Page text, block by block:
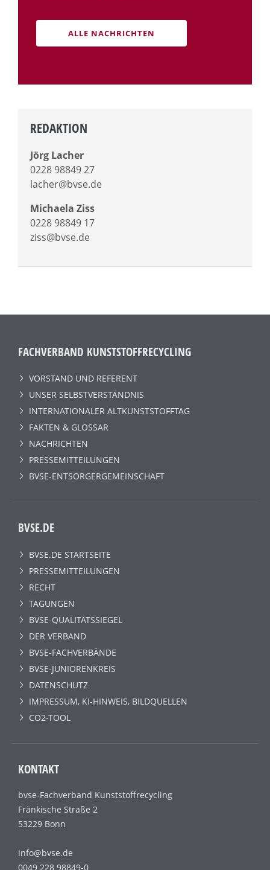
ALLE NACHRICHTEN
REDAKTION
Jörg Lacher
0228 98849 27
lacher@bvse.de
Michaela Ziss
0228 98849 17
ziss@bvse.de
FACHVERBAND KUNSTSTOFFRECYCLING
VORSTAND UND REFERENT
UNSER SELBSTVERSTÄNDNIS
INTERNATIONALER ALTKUNSTSTOFFTAG
FAKTEN & GLOSSAR
NACHRICHTEN
PRESSEMITTEILUNGEN
BVSE-ENTSORGERGEMEINSCHAFT
BVSE.DE
BVSE.DE STARTSEITE
PRESSEMITTEILUNGEN
RECHT
TAGUNGEN
BVSE-QUALITÄTSSIEGEL
DER VERBAND
BVSE-FACHVERBÄNDE
BVSE-JUNIORENKREIS
DATENSCHUTZ
IMPRESSUM, KI-HINWEIS, BILDQUELLEN
CO2-TOOL
KONTAKT
bvse-Fachverband Kunststoffrecycling
Fränkische Straße 2
53229 Bonn
info@bvse.de
0049 228 98849-0